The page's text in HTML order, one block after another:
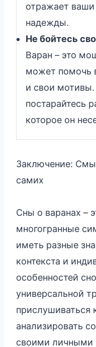
отражает
надежды.
Не бойтесь
Варан – это
может помочь
и свои мотивы.
постарайтесь
которое он
Заключение:
самих
Сны о варанах –
многогранные
иметь разные
контекста и
особенностей
универсальной
прислушиваться
анализировать
своими личными